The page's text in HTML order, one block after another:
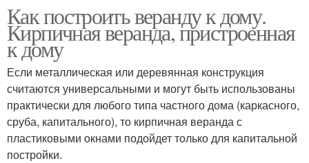
Веранды к дому Деревянная веранда
Веранда из бруса Теплая веранда
Как построить веранду к дому.
Кирпичная веранда, пристроенная
к дому
Если металлическая или деревянная конструкция
считаются универсальными и могут быть использованы
практически для любого типа частного дома (каркасного,
сруба, капитального), то кирпичная веранда с
пластиковыми окнами подойдет только для капитальной
постройки.